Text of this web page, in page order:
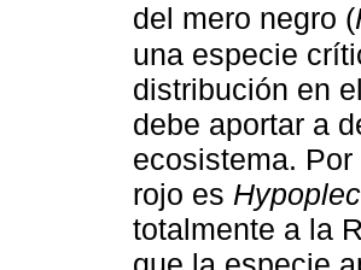
del mero negro (
una especie
distribución en
debe aportar a
ecosistema.
rojo es
totalmente a la